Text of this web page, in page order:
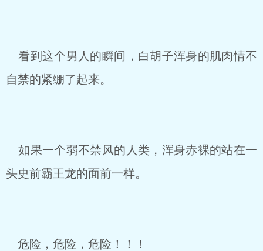
看到这个男人的瞬间，白胡子浑身的肌肉情不
自禁的紧绷了起来。
如果一个弱不禁风的人类，浑身赤裸的站在一
头史前霸王龙的面前一样。
危险，危险，危险！！！